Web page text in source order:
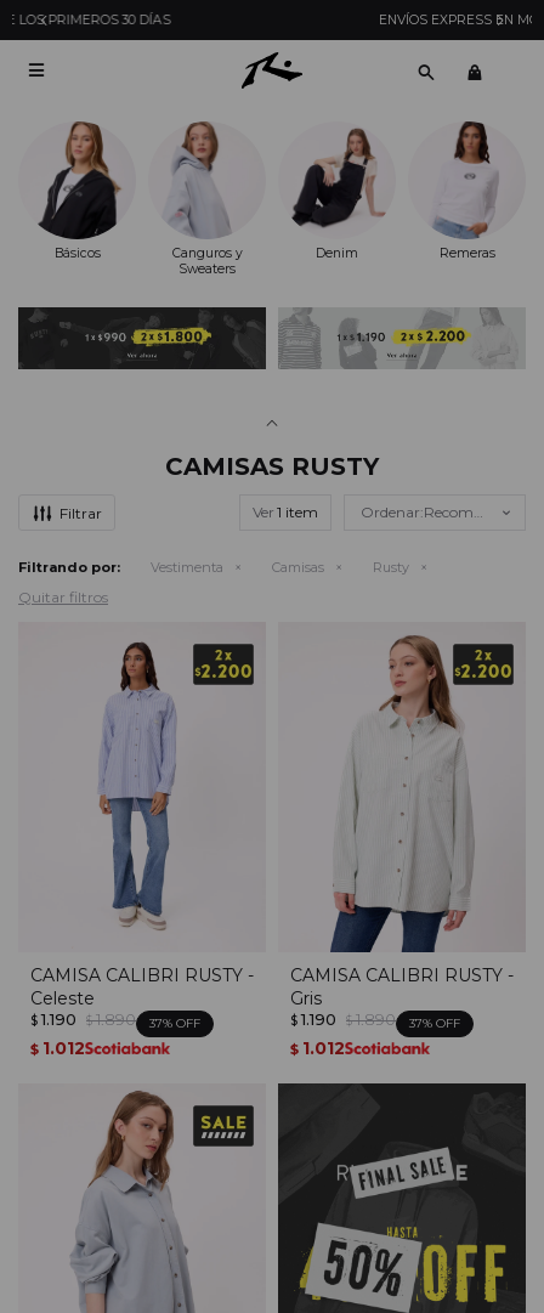
ENVÍOS EXPRESS EN MONTEVIDEO CON PEDIDOS YA

Básicos
Canguros y
Sweaters
Denim Remeras
CAMISAS RUSTY
Ver Recomendados
Filtrando por: Vestimenta Camisas Rusty
Quitar filtros
CAMISA CALIBRI RUSTY -
Celeste
$ 1.190 $ 1.890 37
$ 1.012
CAMISA CALIBRI RUSTY -
Gris
$ 1.190 $ 1.890 37
$ 1.012